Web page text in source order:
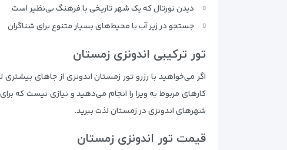
دیدن نورتال که یک شهر تاریخی با فرهنگ بی‌نظیر است
جستجو در زیر آب با محیط‌های بسیار متنوع برای شناگران
تور ترکیبی اندونزی زمستان
اگر می‌خواهید با رزرو تور زمستان اندونزی از جاهای
کارهای مربوط به ویزا را انجام می‌دهید و نیازی نیست که
شهرهای اندونزی در زمستان لذت ببرید.
قیمت تور اندونزی زمستان